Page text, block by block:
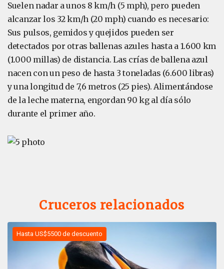
Suelen nadar a unos 8 km/h (5 mph), pero pueden
alcanzar los 32 km/h (20 mph) cuando es necesario:
Sus pulsos, gemidos y quejidos pueden ser
detectados por otras ballenas azules hasta a 1.600 km
(1.000 millas) de distancia. Las crías de ballena azul
nacen con un peso de hasta 3 toneladas (6.600 libras)
y una longitud de 7,6 metros (25 pies). Alimentándose
de la leche materna, engordan 90 kg al día sólo
durante el primer año.
Cruceros relacionados
Hasta US$5500 de descuento